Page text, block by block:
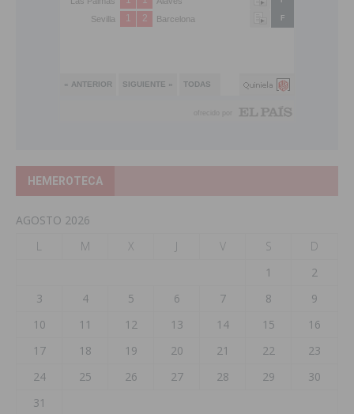
HEMEROTECA
AGOSTO 2026
L
M X J V S
D
1
2
3
4 5 6 7 8
9
10
11 12 13 14 15
16
17
18 19 20 21 22
23
24
25 26 27 28 29
30
31